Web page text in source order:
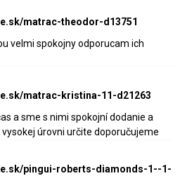
matrac-theodor-d13751
velmi spokojny odporucam ich
matrac-kristina-11-d21263
a sme s nimi spokojní dodanie a
úrovni určite doporučujeme
pingui-roberts-diamonds-1--1-